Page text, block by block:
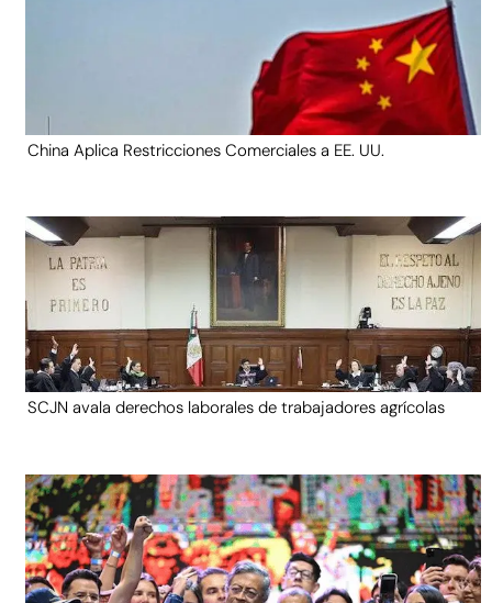
China Aplica Restricciones Comerciales a EE. UU.
SCJN avala derechos laborales de trabajadores agrícolas